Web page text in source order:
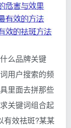
么品牌关键
用户搜索的频
里面去拼那些
关键词组合起
有效祛斑?某某